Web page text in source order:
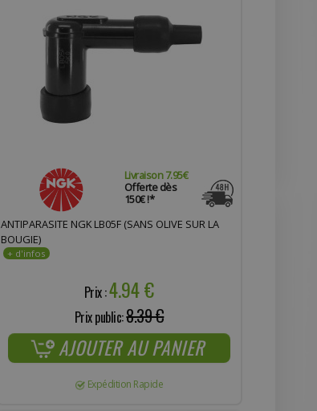
Livraison 7.95€
Offerte dès
150€ !*
ANTIPARASITE NGK LB05F (SANS OLIVE SUR LA
BOUGIE)
Prix :4.94 €
Prix public:8.39 €
AJOUTER AU PANIER
Expédition Rapide